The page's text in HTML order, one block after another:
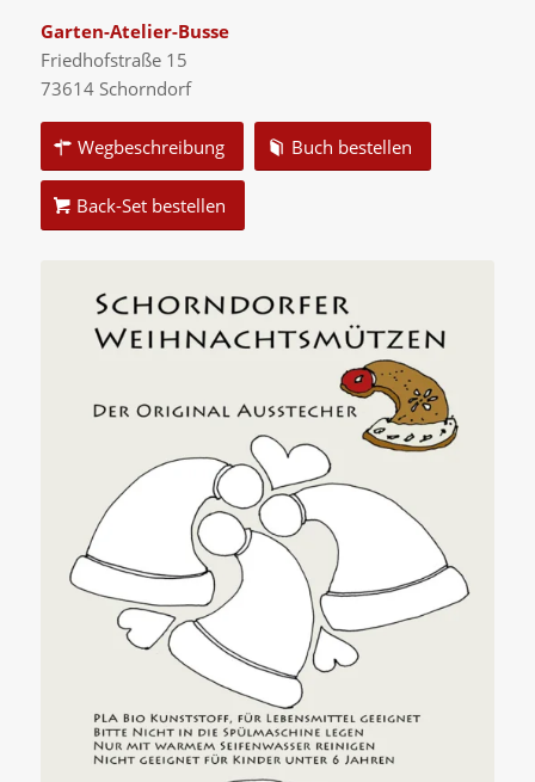
Garten-Atelier-Busse
Friedhofstraße 15
73614 Schorndorf
Wegbeschreibung Buch bestellen
Back-Set bestellen